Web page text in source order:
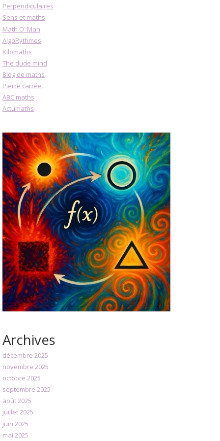
Perpendiculaires
Sens et maths
Math O' Man
AlgoRythmes
Kilomaths
The dude mind
Blog de maths
Pierre carrée
ABC maths
Actumaths
Archives
décembre 2025
novembre 2025
octobre 2025
septembre 2025
août 2025
juillet 2025
juin 2025
mai 2025